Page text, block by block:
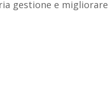
gestione e migliorare